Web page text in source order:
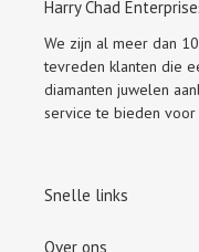
Harry Chad
We zijn al meer dan
tevreden klanten die
diamanten juwelen
service te bieden
Snelle links
Over ons